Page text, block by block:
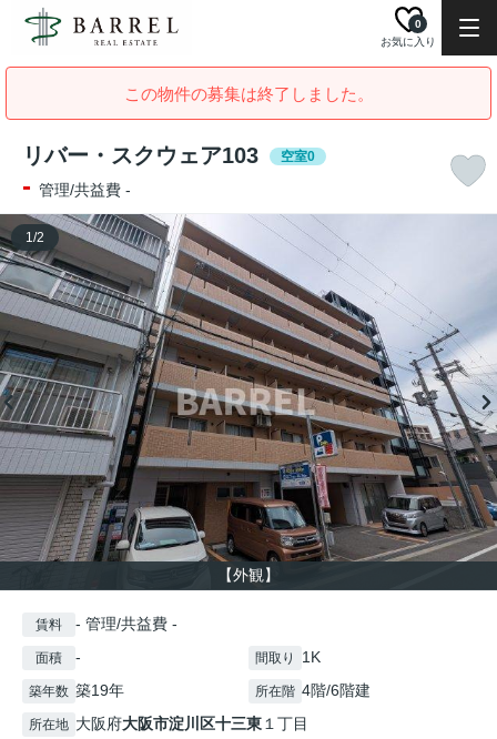
お気に入り
0
この物件の募集は終了しました。
リバー・スクウェア103 空室0
- 管理/共益費 -
【外観】
1/2
賃料 - 管理/共益費 -
面積 - 間取り 1K
築年数 築19年 所在階 4階/6階建
所在地 大阪府大阪市淀川区十三東１丁目